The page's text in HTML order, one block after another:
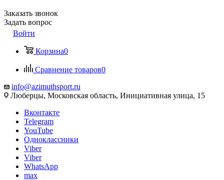
Заказать звонок
Задать вопрос
Войти
Корзина0
Сравнение товаров0
info@azimuthsport.ru
Люберцы, Московская область, Инициативная улица, 15
Вконтакте
Telegram
YouTube
Одноклассники
Viber
Viber
WhatsApp
max